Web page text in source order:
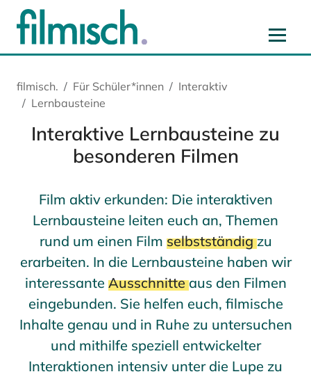
Hauptinhalt springen
Hauptnavigation springen
Cookie-Einstellungen springen
Startseite springen
filmisch. Für Schüler*innen
Interaktiv
Lernbausteine
Interaktive Lernbausteine zu
besonderen Filmen
Film aktiv erkunden: Die interaktiven
Lernbausteine leiten euch an, Themen
rund um einen Film selbstständigzu
erarbeiten. In die Lernbausteine haben wir
interessante Ausschnitteaus den Filmen
eingebunden. Sie helfen euch, filmische
Inhalte genau und in Ruhe zu untersuchen
und mithilfe speziell entwickelter
Interaktionen intensiv unter die Lupe zu